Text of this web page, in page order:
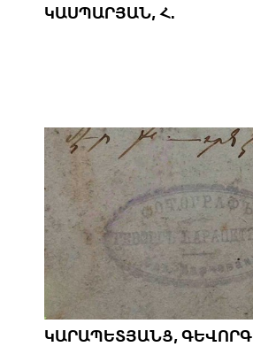
ԿԱՍՊԱՐՅԱՆ, Հ.
ԿԱՐԱՊԵՏՅԱՆՑ, ԳԵՎՈՐԳ